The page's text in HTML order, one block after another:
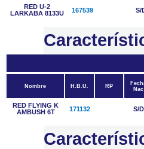
RED U-2
LARKABA 8133U
167539 S/
Nombre H.B.U. RP
Nac
RED FLYING K
AMBUSH 6T
171132 S/D